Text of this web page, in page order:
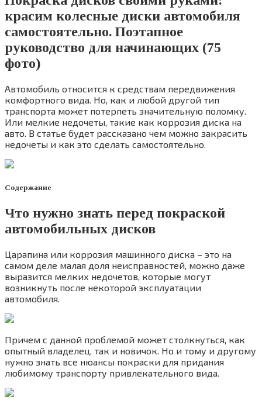
красим колесные диски автомобиля
самостоятельно. Поэтапное
руководство для начинающих (75
фото)
Автомобиль относится к средствам передвижения
комфортного вида. Но, как и любой другой тип
транспорта может потерпеть значительную поломку.
Или мелкие недочеты, такие как коррозия диска на
авто. В статье будет рассказано чем можно закрасить
недочеты и как это сделать самостоятельно.
Содержание
Что нужно знать перед покраской
автомобильных дисков
Царапина или коррозия машинного диска – это на
самом деле малая доля неисправностей, можно даже
выразится мелких недочетов, которые могут
возникнуть после некоторой эксплуатации
автомобиля.
Причем с данной проблемой может столкнуться, как
опытный владелец, так и новичок. Но и тому и другому
нужно знать все нюансы покраски для придания
любимому транспорту привлекательного вида.